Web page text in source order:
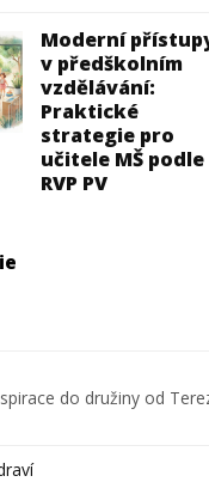
Moderní
v předškolním
vzdělávání:
Praktické
strategie pro
učitele MŠ podle
RVP PV
do družiny od